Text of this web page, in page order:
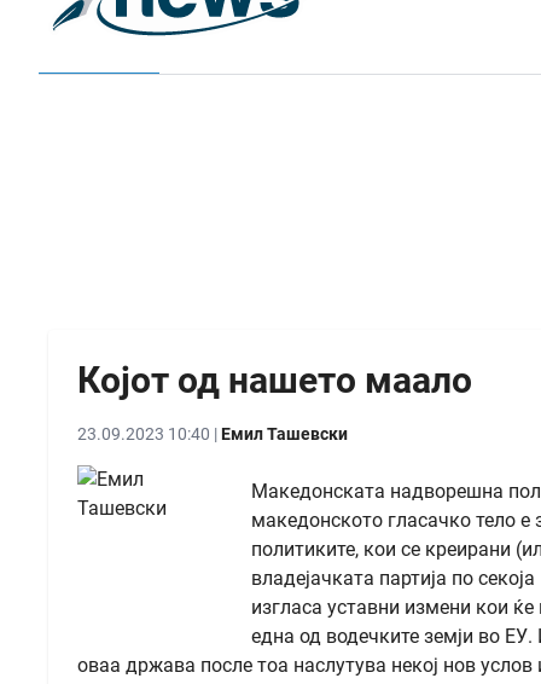
Којот од нашето маало
23.09.2023 10:40 |Емил Ташевски
Македонската надворешна
македонското гласачко тело е
политиките, кои се креирани
владејачката партија по
изгласа уставни измени кои
една од водечките земји во
оваа држава после тоа наслутува некој нов